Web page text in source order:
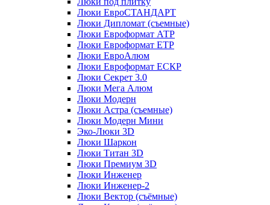
Люки ЕвроСТАНДАРТ
Люки Дипломат (съемные)
Люки Евроформат АТР
Люки Евроформат ЕТР
Люки ЕвроАлюм
Люки Евроформат ЕСКР
Люки Секрет 3.0
Люки Мега Алюм
Люки Модерн
Люки Астра (съемные)
Люки Модерн Мини
Эко-Люки 3D
Люки Шаркон
Люки Титан 3D
Люки Премиум 3D
Люки Инженер
Люки Инженер-2
Люки Вектор (съёмные)